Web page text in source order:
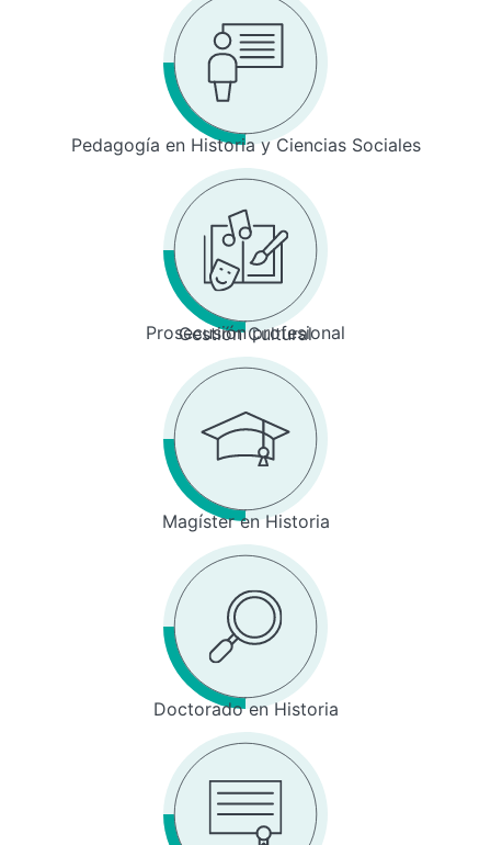
Pedagogía en Historia y Ciencias Sociales
Prosecusión profesional
Gestión Cultural
Magíster en Historia
Doctorado en Historia